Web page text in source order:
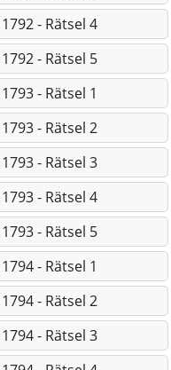
- Rätsel 4
- Rätsel 5
- Rätsel 1
- Rätsel 2
- Rätsel 3
- Rätsel 4
- Rätsel 5
- Rätsel 1
- Rätsel 2
- Rätsel 3